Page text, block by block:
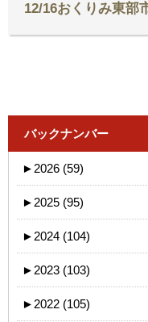
12/16おくりみ東部
バックナンバー
► 2026 (59)
► 2025 (95)
► 2024 (104)
► 2023 (103)
► 2022 (105)